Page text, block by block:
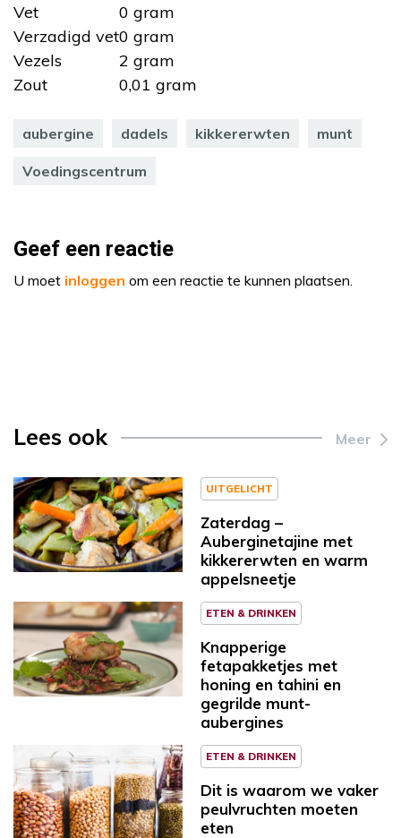
Vet
0 gram
Verzadigd vet0 gram
Vezels
2 gram
Zout
0,01 gram
aubergine dadels kikkererwten munt
Voedingscentrum
Geef een reactie
U moet inloggen om een reactie te kunnen plaatsen.
Lees ook Meer
UITGELICHT
Zaterdag –
Auberginetajine met
kikkererwten en warm
appelsneetje
ETEN & DRINKEN
Knapperige
fetapakketjes met
honing en tahini en
gegrilde munt-
aubergines
ETEN & DRINKEN
Dit is waarom we vaker
peulvruchten moeten
eten